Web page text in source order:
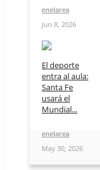
enelarea
Jun 8, 2026
El deporte
entra al aula:
Santa Fe
usará el
Mundial...
enelarea
May 30, 2026